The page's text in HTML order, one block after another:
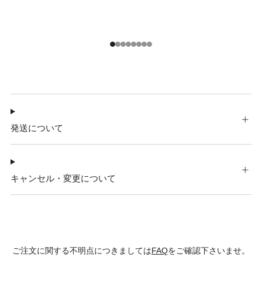
発送について
キャンセル・変更について
ご注文に関する不明点につきましてはFAQをご確認下さいませ。